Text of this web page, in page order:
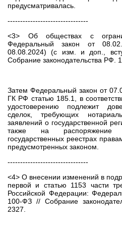
предусматривалась.
--------------------------------
<3> Об обществах с
Федеральный закон от
08.08.2024) (с изм. и доп.,
Собрание законодательства РФ.
Затем Федеральный закон от
ГК РФ статью 185.1, в
удостоверению подлежит
сделок, требующих
заявлений о государственной
также на распоряжение
государственных реестрах
предусмотренных законом.
--------------------------------
<4> О внесении изменений в
первой и статью 1153 части
Российской Федерации:
100-ФЗ // Собрание
2327.